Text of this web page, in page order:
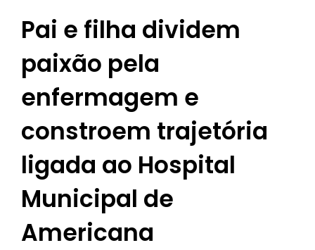
Pai e filha dividem
paixão pela
enfermagem e
constroem trajetória
ligada ao Hospital
Municipal de
Americana